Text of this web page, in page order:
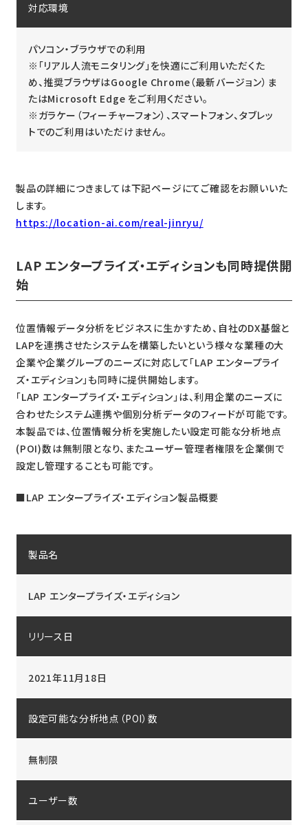
対応環境
パソコン・ブラウザでの利用
※「リアル人流モニタリング」を快適にご利用いただくた
め、推奨ブラウザはGoogle Chrome（最新バージョン）ま
たはMicrosoft Edge をご利用ください。
※ガラケー（フィーチャーフォン）、スマートフォン、タブレッ
トでのご利用はいただけません。
製品の詳細につきましては下記ページにてご確認をお願いいた
します。
https://location-ai.com/real-jinryu/
LAP エンタープライズ・エディションも同時提供開
始
位置情報データ分析をビジネスに生かすため、自社のDX基盤と
LAPを連携させたシステムを構築したいという様々な業種の大
企業や企業グループのニーズに対応して「LAP エンタープライ
ズ・エディション」も同時に提供開始します。
「LAP エンタープライズ・エディション」は、利用企業のニーズに
合わせたシステム連携や個別分析データのフィードが可能です。
本製品では、位置情報分析を実施したい設定可能な分析地点
(POI)数は無制限となり、またユーザー管理者権限を企業側で
設定し管理することも可能です。
■LAP エンタープライズ・エディション製品概要
製品名
LAP エンタープライズ・エディション
リリース日
2021年11月18日
設定可能な分析地点（POI）数
無制限
ユーザー数